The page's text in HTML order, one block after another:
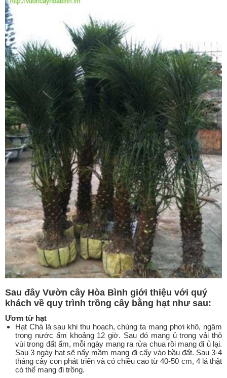
Sau đây Vườn cây Hòa Bình giới thiệu với quý
khách về quy trình trồng cây bằng hạt như sau:
Ươm từ hạt
Hạt Chà là sau khi thu hoạch, chúng ta mang phơi khô, ngâm
trong nước ấm khoảng 12 giờ. Sau đó mang ủ trong vải thô
vùi trong đất ẩm, mỗi ngày mang ra rửa chua rồi mang đi ủ lại.
Sau 3 ngày hạt sẽ nẩy mầm mang đi cấy vào bầu đất. Sau 3-4
tháng cây con phát triển và có chiều cao từ 40-50 cm, 4 lá thật
có thể mang đi trồng.